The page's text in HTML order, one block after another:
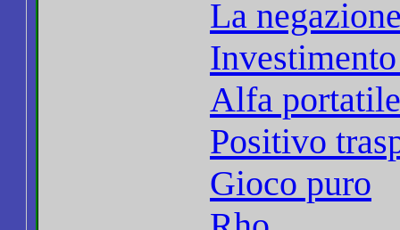
La
Alfa portatile
Positivo
Gioco puro